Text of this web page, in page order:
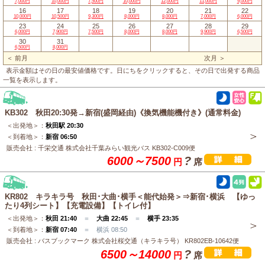
16
10,000円
17
10,500円
18
9,300円
19
8,000円
20
8,000円
21
7,000円
22
6,000円
23
6,000円
24
7,900円
25
7,500円
26
8,000円
27
8,000円
28
9,900円
29
6,500円
30
6,500円
31
8,000円
＜ 前月
次月 ＞
表示金額はその日の最安値価格です。日にちをクリックすると、その日で出発する商品
一覧を表示します。
KB302 秋田20:30発→新宿(盛岡経由)《換気機能機付き》(通常料金)
＜出発地＞： 秋田駅 20:30
＜到着地＞： 新宿 06:50
販売会社 : 千栄交通 株式会社千葉みらい観光バス KB302-C009便
6000～7500 円 ? 席
KR802 キラキラ号 秋田･大曲･横手＜能代始発＞⇒新宿･横浜 【ゆっ
たり4列シート】【充電設備】【トイレ付】
＜出発地＞： 秋田 21:40 ＝ 大曲 22:45 ＝ 横手 23:35
＜到着地＞： 新宿 07:40 ＝ 横浜 08:50
販売会社 : バスブックマーク 株式会社桜交通（キラキラ号） KR802EB-10642便
6500～14000 円 ? 席